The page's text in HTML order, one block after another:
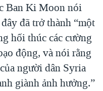
Ban Ki Moon nói
đã trở thành “một
hối thúc các cường
động, và nói rằng
người dân Syria
giành ảnh hưởng.”